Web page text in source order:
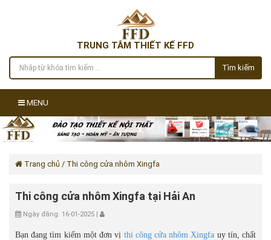
TRUNG TÂM THIẾT KẾ FFD
Tìm kiếm
MENU
Trang chủ / Thi công cửa nhôm Xingfa
Thi công cửa nhôm Xingfa tại Hải An
Ngày đăng: 16-01-2025 |
Bạn đang tìm kiếm một đơn vị thi công cửa nhôm Xingfa uy tín, chất